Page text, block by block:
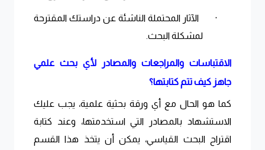
·
الآثار المحتملة الناشئة عن دراستك المقترحة
لمشكلة البحث.
الاقتباسات والمراجعات والمصادر لأي بحث علمي
جاهز كيف تتم كتابتها؟
كما هو الحال مع أي ورقة بحثية علمية، يجب عليك
الاستشهاد بالمصادر التي استخدمتها، وعند كتابة
اقتراح البحث القياسي، يمكن أن يتخذ هذا القسم